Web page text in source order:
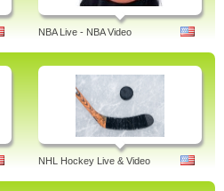
NBA Live - NBA Video
NHL Hockey Live & Video